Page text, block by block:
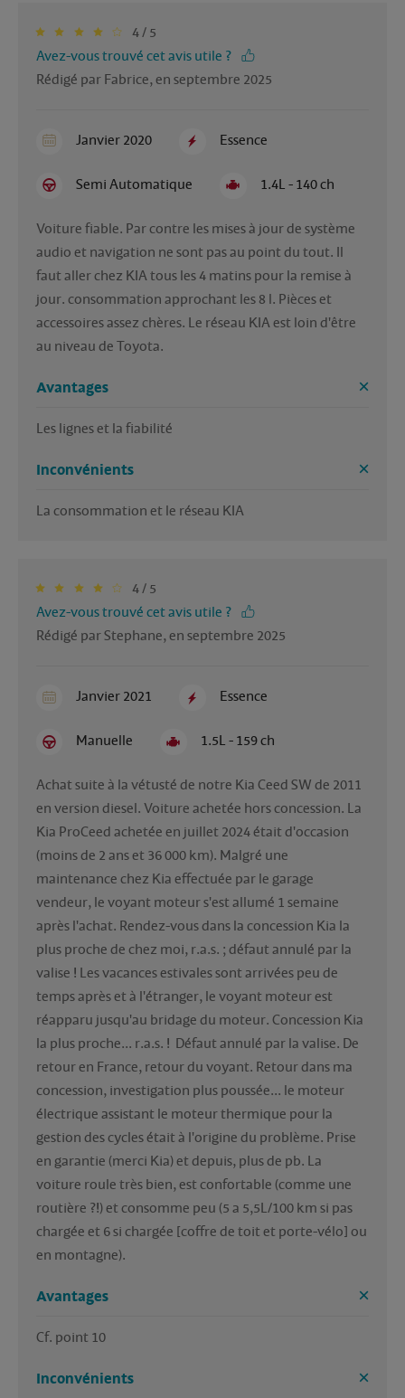
4 / 5
Avez-vous trouvé cet avis utile ?
Rédigé par Fabrice, en septembre 2025
Janvier 2020 Essence
Semi Automatique 1.4L - 140 ch
Voiture fiable. Par contre les mises à jour de système
audio et navigation ne sont pas au point du tout. Il
faut aller chez KIA tous les 4 matins pour la remise à
jour. consommation approchant les 8 l. Pièces et
accessoires assez chères. Le réseau KIA est loin d'être
au niveau de Toyota.
Avantages
Les lignes et la fiabilité
Inconvénients
La consommation et le réseau KIA
4 / 5
Avez-vous trouvé cet avis utile ?
Rédigé par Stephane, en septembre 2025
Janvier 2021 Essence
Manuelle 1.5L - 159 ch
Achat suite à la vétusté de notre Kia Ceed SW de 2011
en version diesel. Voiture achetée hors concession. La
Kia ProCeed achetée en juillet 2024 était d'occasion
(moins de 2 ans et 36 000 km). Malgré une
maintenance chez Kia effectuée par le garage
vendeur, le voyant moteur s'est allumé 1 semaine
après l'achat. Rendez-vous dans la concession Kia la
plus proche de chez moi, r.a.s. ; défaut annulé par la
valise ! Les vacances estivales sont arrivées peu de
temps après et à l'étranger, le voyant moteur est
réapparu jusqu'au bridage du moteur. Concession Kia
la plus proche... r.a.s. !  Défaut annulé par la valise. De
retour en France, retour du voyant. Retour dans ma
concession, investigation plus poussée... le moteur
électrique assistant le moteur thermique pour la
gestion des cycles était à l'origine du problème. Prise
en garantie (merci Kia) et depuis, plus de pb. La
voiture roule très bien, est confortable (comme une
routière ?!) et consomme peu (5 a 5,5L/100 km si pas
chargée et 6 si chargée [coffre de toit et porte-vélo] ou
en montagne).
Avantages
Cf. point 10
Inconvénients